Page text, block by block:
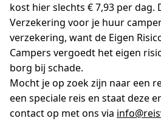
kost hier slechts € 7,93 per dag.
Verzekering voor je huur
verzekering, want de Eigen
Campers vergoedt het eigen
borg bij schade.
Mocht je op zoek zijn naar een
een speciale reis en staat deze
contact op met ons via